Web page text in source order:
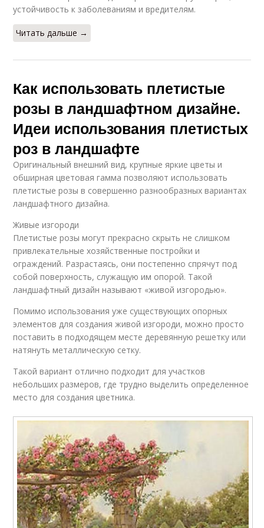
устойчивость к заболеваниям и вредителям.
Читать дальше →
Как использовать плетистые
розы в ландшафтном дизайне.
Идеи использования плетистых
роз в ландшафте
Оригинальный внешний вид, крупные яркие цветы и
обширная цветовая гамма позволяют использовать
плетистые розы в совершенно разнообразных вариантах
ландшафтного дизайна.
Живые изгороди
Плетистые розы могут прекрасно скрыть не слишком
привлекательные хозяйственные постройки и
ограждений. Разрастаясь, они постепенно спрячут под
собой поверхность, служащую им опорой. Такой
ландшафтный дизайн называют «живой изгородью».
Помимо использования уже существующих опорных
элементов для создания живой изгороди, можно просто
поставить в подходящем месте деревянную решетку или
натянуть металлическую сетку.
Такой вариант отлично подходит для участков
небольших размеров, где трудно выделить определенное
место для создания цветника.